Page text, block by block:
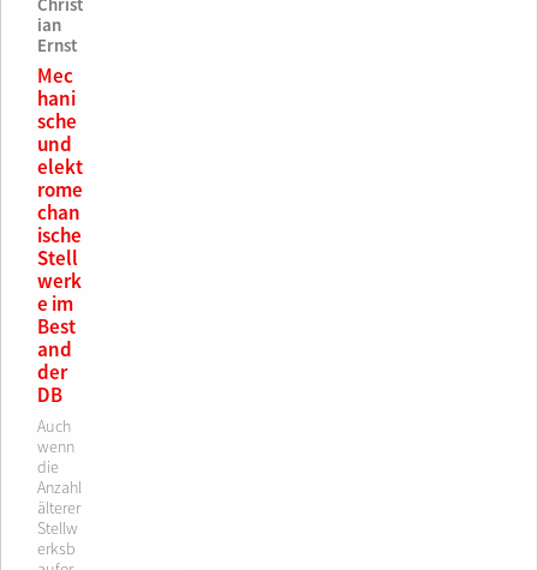
Christ
ian
Ernst
Mec
hani
sche
und
elekt
rome
chan
ische
Stell
werk
e im
Best
and
der
DB
Auch
wenn
die
Anzahl
älterer
Stellw
erksb